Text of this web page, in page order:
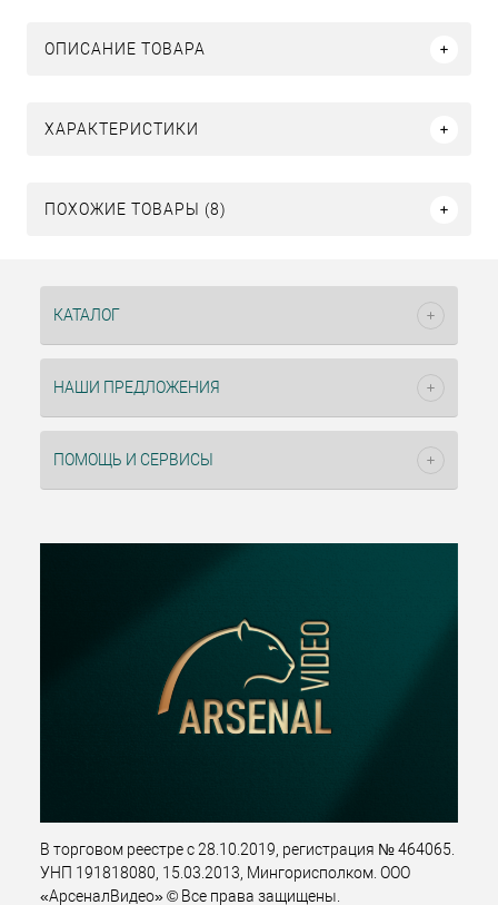
ОПИСАНИЕ ТОВАРА
ХАРАКТЕРИСТИКИ
ПОХОЖИЕ ТОВАРЫ (8)
КАТАЛОГ
НАШИ ПРЕДЛОЖЕНИЯ
ПОМОЩЬ И СЕРВИСЫ
В торговом реестре с 28.10.2019, регистрация № 464065.
УНП 191818080, 15.03.2013, Мингорисполком. ООО
«АрсеналВидео» © Все права защищены.